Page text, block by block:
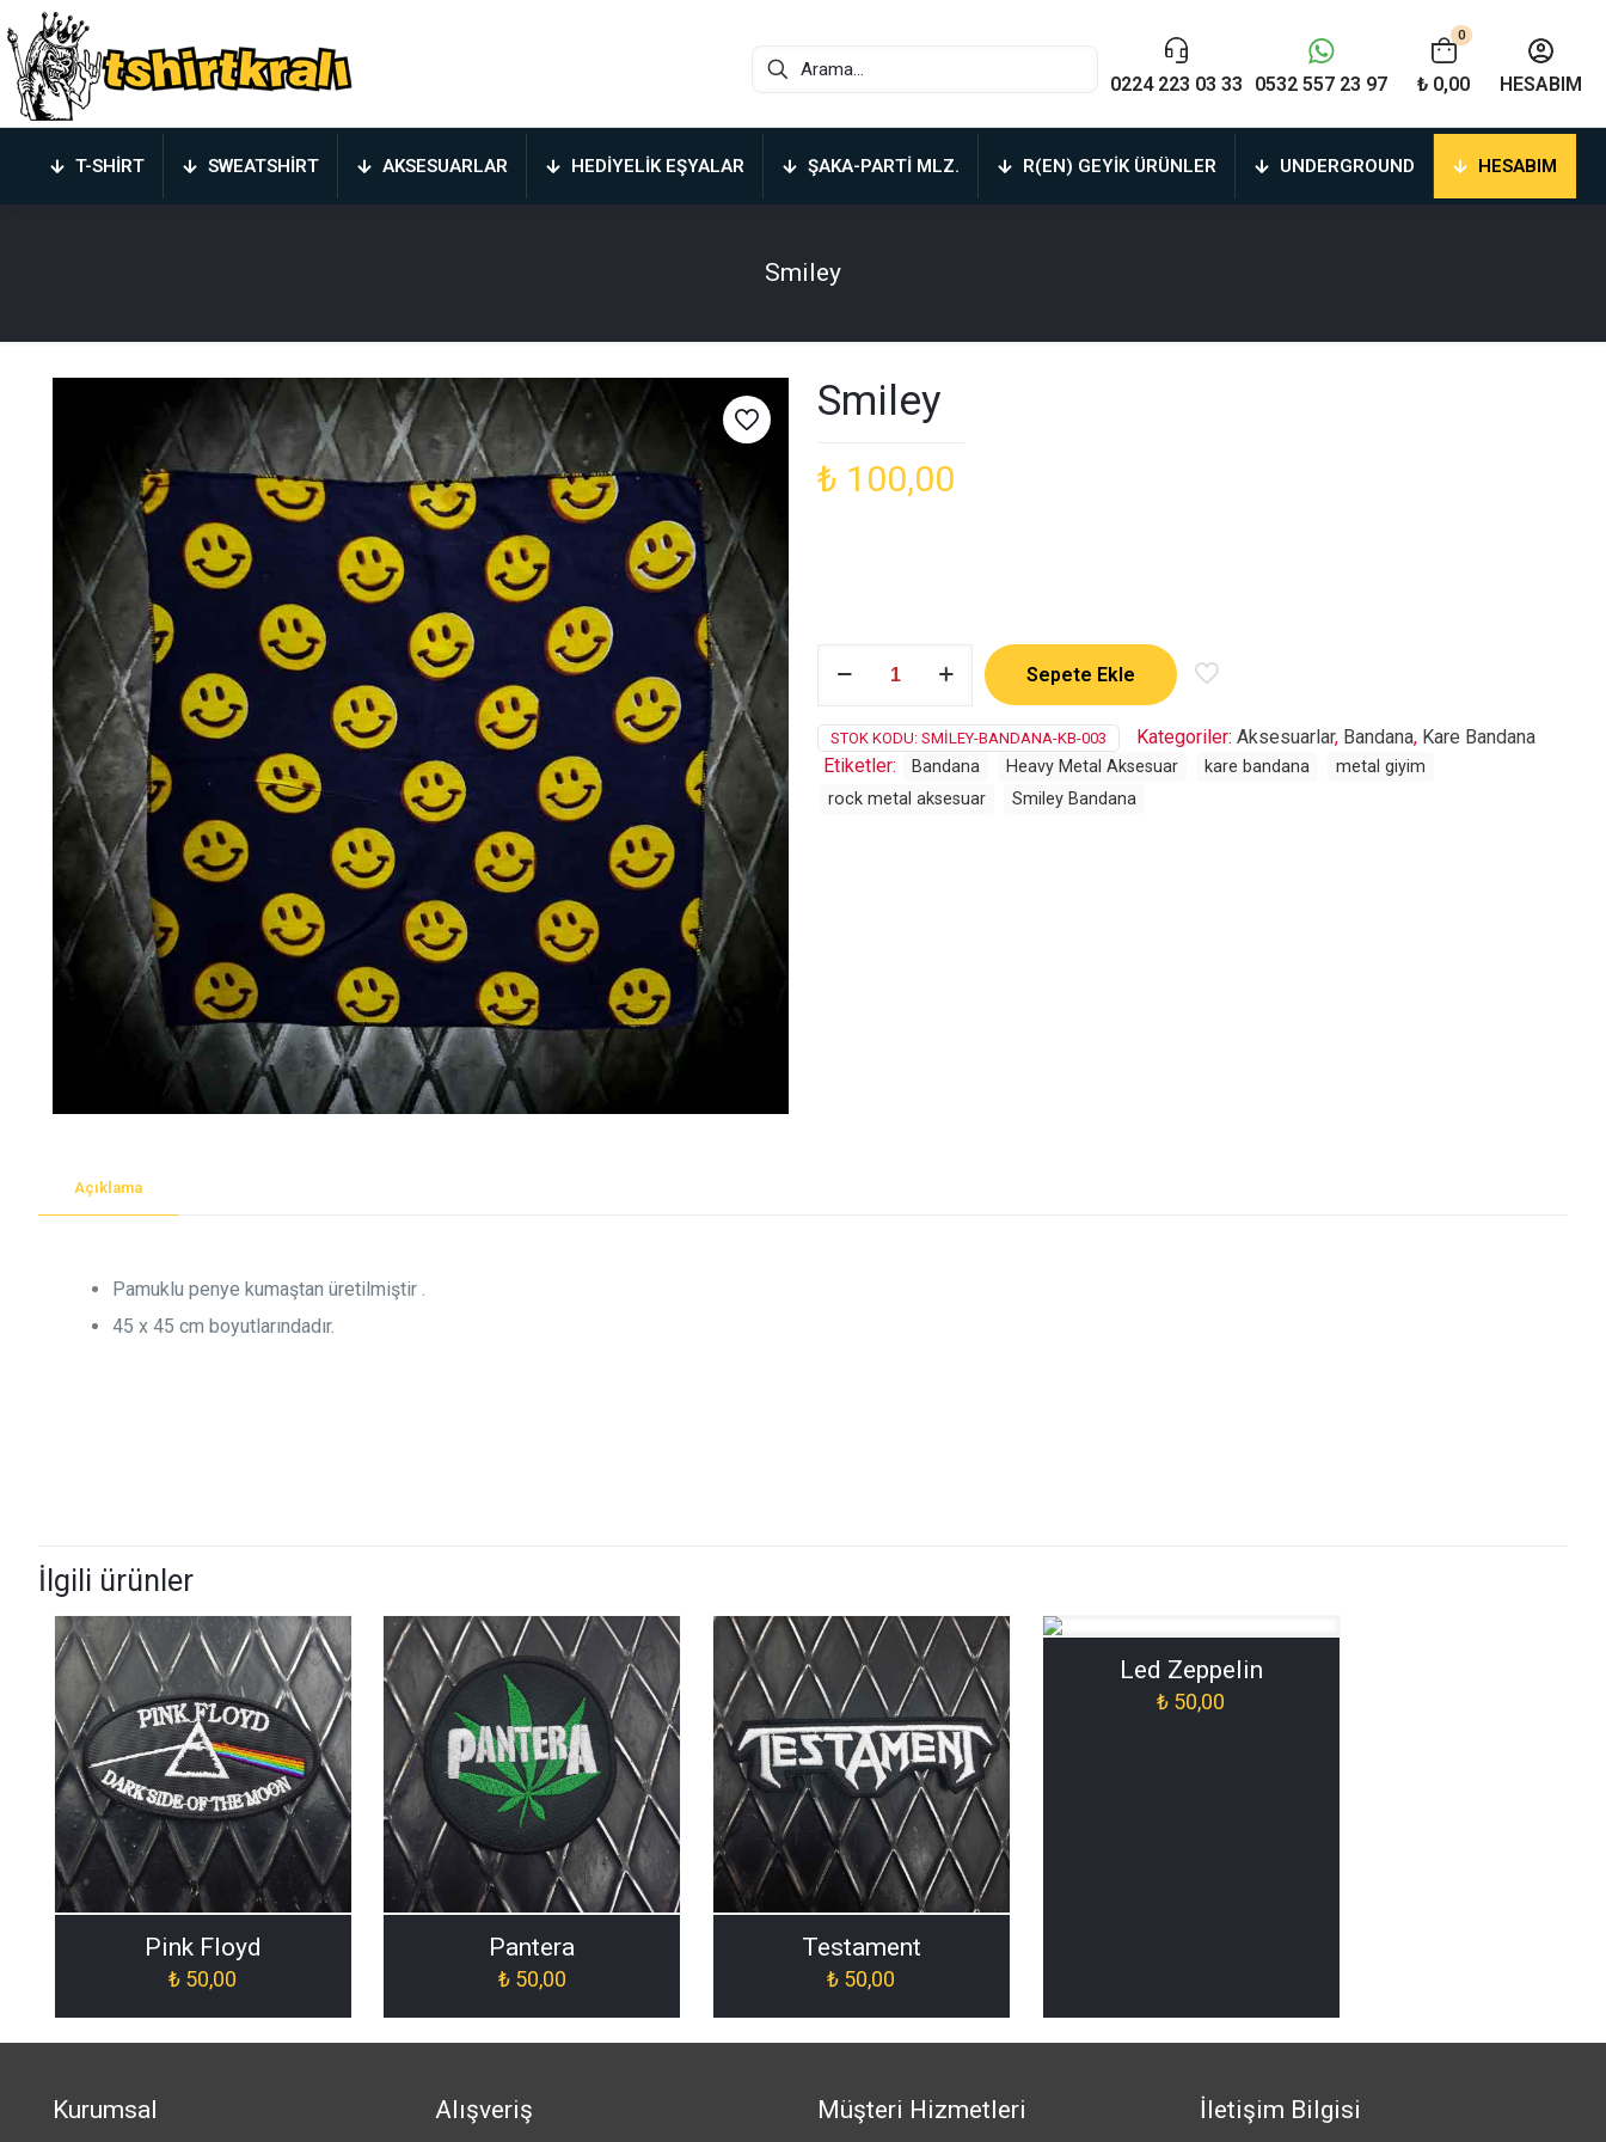
0224 223 03 33 0532 557 23 97
0
₺ 0,00 HESABIM
T-SHIRT SWEATSHIRT AKSESUARLAR HEDIYELIK EŞYALAR ŞAKA-PARTI MLZ. R(EN) GEYIK ÜRÜNLER UNDERGROUND HESABIM
Smiley
Smiley
₺ 100,00
adet
Sepete Ekle
STOK KODU: SMILEY-BANDANA-KB-003 Kategoriler: Aksesuarlar, Bandana, Kare Bandana
Etiketler:
Bandana Heavy Metal Aksesuar kare bandana
metal giyim
rock metal aksesuar
Smiley Bandana
Açıklama
Pamuklu penye kumaştan üretilmiştir .
45 x 45 cm boyutlarındadır.
İlgili ürünler
Pink Floyd
₺ 50,00
Pantera
₺50,00
Testament
₺ 50,00
Led Zeppelin
₺ 50,00
Kurumsal Alışveriş Müşteri Hizmetleri İletişim Bilgisi